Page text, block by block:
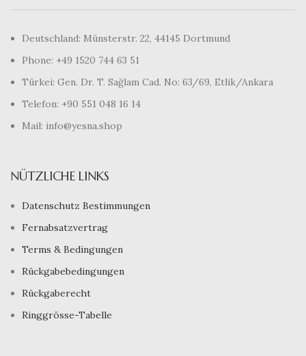
Deutschland: Münsterstr. 22, 44145 Dortmund
Phone: +49 1520 744 63 51
Türkei: Gen. Dr. T. Sağlam Cad. No: 63/69, Etlik/Ankara
Telefon: +90 551 048 16 14
Mail: info@yesna.shop
NÜTZLICHE LINKS
Datenschutz Bestimmungen
Fernabsatzvertrag
Terms & Bedingungen
Rückgabebedingungen
Rückgaberecht
Ringgrösse-Tabelle